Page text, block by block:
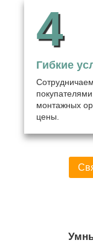
4
Гибкие
монтажных
цены.